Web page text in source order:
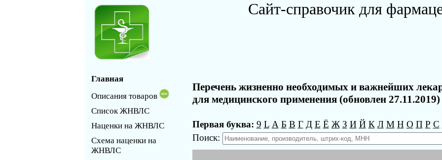
Сайт-справочик для
Главная
Описания товаров
Список ЖНВЛС
Наценки на ЖНВЛС
Схема наценки на
ЖНВЛС
Перечень жизненно необходимых и важнейших
для медицинского применения (обновлен 27.11.2019)
Первая буква: 9 L А Б В Г Д Е Ё Ж З И Й К Л М Н О П Р С
Поиск: